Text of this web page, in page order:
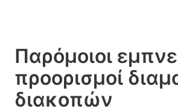
Παρόμοιοι
προορισμοί
διακοπών